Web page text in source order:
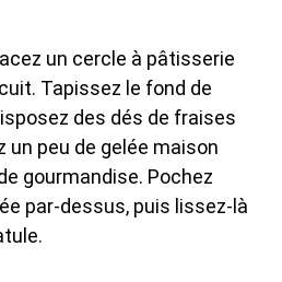
un cercle à pâtisserie
Tapissez le fond de
des dés de fraises
un peu de gelée maison
gourmandise. Pochez
par-dessus, puis lissez-là